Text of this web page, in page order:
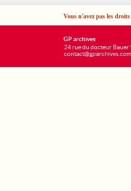
Vous n'avez pas les droits
GP archives
24 rue du docteur Bauer
contact@gparchives.com